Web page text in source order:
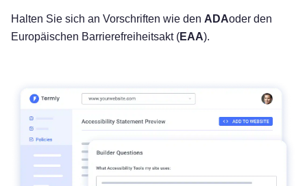
Halten Sie sich an Vorschriften wie den ADAoder den
Europäischen Barrierefreiheitsakt (EAA).